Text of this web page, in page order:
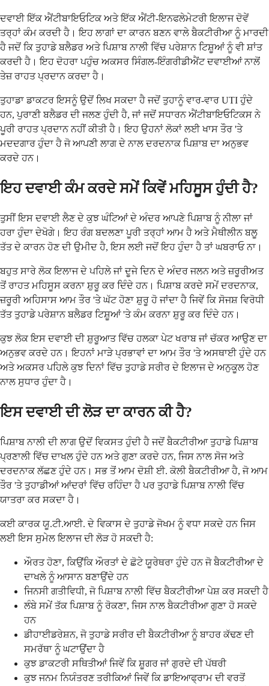
ਦਵਾਈ ਇੱਕ ਐਂਟੀਬਾਇਓਟਿਕ ਅਤੇ ਇੱਕ ਐਂਟੀ-ਇਨਫਲੇਮੇਟਰੀ ਇਲਾਜ ਦੋਵੇਂ
ਤਰ੍ਹਾਂ ਕੰਮ ਕਰਦੀ ਹੈ। ਇਹ ਲਾਗਾਂ ਦਾ ਕਾਰਨ ਬਣਨ ਵਾਲੇ ਬੈਕਟੀਰੀਆ ਨੂੰ ਮਾਰਦੀ
ਹੈ ਜਦੋਂ ਕਿ ਤੁਹਾਡੇ ਬਲੈਡਰ ਅਤੇ ਪਿਸ਼ਾਬ ਨਾਲੀ ਵਿੱਚ ਪਰੇਸ਼ਾਨ ਟਿਸ਼ੂਆਂ ਨੂੰ ਵੀ ਸ਼ਾਂਤ
ਕਰਦੀ ਹੈ। ਇਹ ਦੋਹਰਾ ਪਹੁੰਚ ਅਕਸਰ ਸਿੰਗਲ-ਇੰਗਰੀਡੀਐਂਟ ਦਵਾਈਆਂ ਨਾਲੋਂ
ਤੇਜ਼ ਰਾਹਤ ਪ੍ਰਦਾਨ ਕਰਦਾ ਹੈ।
ਤੁਹਾਡਾ ਡਾਕਟਰ ਇਸਨੂੰ ਉਦੋਂ ਲਿਖ ਸਕਦਾ ਹੈ ਜਦੋਂ ਤੁਹਾਨੂੰ ਵਾਰ-ਵਾਰ UTI ਹੁੰਦੇ
ਹਨ, ਪੁਰਾਣੀ ਬਲੈਡਰ ਦੀ ਜਲਣ ਹੁੰਦੀ ਹੈ, ਜਾਂ ਜਦੋਂ ਸਧਾਰਨ ਐਂਟੀਬਾਇਓਟਿਕਸ ਨੇ
ਪੂਰੀ ਰਾਹਤ ਪ੍ਰਦਾਨ ਨਹੀਂ ਕੀਤੀ ਹੈ। ਇਹ ਉਹਨਾਂ ਲੋਕਾਂ ਲਈ ਖਾਸ ਤੌਰ 'ਤੇ
ਮਦਦਗਾਰ ਹੁੰਦਾ ਹੈ ਜੋ ਆਪਣੀ ਲਾਗ ਦੇ ਨਾਲ ਦਰਦਨਾਕ ਪਿਸ਼ਾਬ ਦਾ ਅਨੁਭਵ
ਕਰਦੇ ਹਨ।
ਇਹ ਦਵਾਈ ਕੰਮ ਕਰਦੇ ਸਮੇਂ ਕਿਵੇਂ ਮਹਿਸੂਸ ਹੁੰਦੀ ਹੈ?
ਤੁਸੀਂ ਇਸ ਦਵਾਈ ਲੈਣ ਦੇ ਕੁਝ ਘੰਟਿਆਂ ਦੇ ਅੰਦਰ ਆਪਣੇ ਪਿਸ਼ਾਬ ਨੂੰ ਨੀਲਾ ਜਾਂ
ਹਰਾ ਹੁੰਦਾ ਦੇਖੋਗੇ। ਇਹ ਰੰਗ ਬਦਲਣਾ ਪੂਰੀ ਤਰ੍ਹਾਂ ਆਮ ਹੈ ਅਤੇ ਮੈਥੀਲੀਨ ਬਲੂ
ਤੱਤ ਦੇ ਕਾਰਨ ਹੋਣ ਦੀ ਉਮੀਦ ਹੈ, ਇਸ ਲਈ ਜਦੋਂ ਇਹ ਹੁੰਦਾ ਹੈ ਤਾਂ ਘਬਰਾਓ ਨਾ।
ਬਹੁਤ ਸਾਰੇ ਲੋਕ ਇਲਾਜ ਦੇ ਪਹਿਲੇ ਜਾਂ ਦੂਜੇ ਦਿਨ ਦੇ ਅੰਦਰ ਜਲਨ ਅਤੇ ਜ਼ਰੂਰੀਅਤ
ਤੋਂ ਰਾਹਤ ਮਹਿਸੂਸ ਕਰਨਾ ਸ਼ੁਰੂ ਕਰ ਦਿੰਦੇ ਹਨ। ਪਿਸ਼ਾਬ ਕਰਦੇ ਸਮੇਂ ਦਰਦਨਾਕ,
ਜ਼ਰੂਰੀ ਅਹਿਸਾਸ ਆਮ ਤੌਰ 'ਤੇ ਘੱਟ ਹੋਣਾ ਸ਼ੁਰੂ ਹੋ ਜਾਂਦਾ ਹੈ ਜਿਵੇਂ ਕਿ ਸੋਜਸ਼ ਵਿਰੋਧੀ
ਤੱਤ ਤੁਹਾਡੇ ਪਰੇਸ਼ਾਨ ਬਲੈਡਰ ਟਿਸ਼ੂਆਂ 'ਤੇ ਕੰਮ ਕਰਨਾ ਸ਼ੁਰੂ ਕਰ ਦਿੰਦੇ ਹਨ।
ਕੁਝ ਲੋਕ ਇਸ ਦਵਾਈ ਦੀ ਸ਼ੁਰੂਆਤ ਵਿੱਚ ਹਲਕਾ ਪੇਟ ਖਰਾਬ ਜਾਂ ਚੱਕਰ ਆਉਣ ਦਾ
ਅਨੁਭਵ ਕਰਦੇ ਹਨ। ਇਹਨਾਂ ਮਾੜੇ ਪ੍ਰਭਾਵਾਂ ਦਾ ਆਮ ਤੌਰ 'ਤੇ ਅਸਥਾਈ ਹੁੰਦੇ ਹਨ
ਅਤੇ ਅਕਸਰ ਪਹਿਲੇ ਕੁਝ ਦਿਨਾਂ ਵਿੱਚ ਤੁਹਾਡੇ ਸਰੀਰ ਦੇ ਇਲਾਜ ਦੇ ਅਨੁਕੂਲ ਹੋਣ
ਨਾਲ ਸੁਧਾਰ ਹੁੰਦਾ ਹੈ।
ਇਸ ਦਵਾਈ ਦੀ ਲੋੜ ਦਾ ਕਾਰਨ ਕੀ ਹੈ?
ਪਿਸ਼ਾਬ ਨਾਲੀ ਦੀ ਲਾਗ ਉਦੋਂ ਵਿਕਸਤ ਹੁੰਦੀ ਹੈ ਜਦੋਂ ਬੈਕਟੀਰੀਆ ਤੁਹਾਡੇ ਪਿਸ਼ਾਬ
ਪ੍ਰਣਾਲੀ ਵਿੱਚ ਦਾਖਲ ਹੁੰਦੇ ਹਨ ਅਤੇ ਗੁਣਾ ਕਰਦੇ ਹਨ, ਜਿਸ ਨਾਲ ਸੋਜ ਅਤੇ
ਦਰਦਨਾਕ ਲੱਛਣ ਹੁੰਦੇ ਹਨ। ਸਭ ਤੋਂ ਆਮ ਦੋਸ਼ੀ ਈ. ਕੋਲੀ ਬੈਕਟੀਰੀਆ ਹੈ, ਜੋ ਆਮ
ਤੌਰ 'ਤੇ ਤੁਹਾਡੀਆਂ ਆਂਦਰਾਂ ਵਿੱਚ ਰਹਿੰਦਾ ਹੈ ਪਰ ਤੁਹਾਡੇ ਪਿਸ਼ਾਬ ਨਾਲੀ ਵਿੱਚ
ਯਾਤਰਾ ਕਰ ਸਕਦਾ ਹੈ।
ਕਈ ਕਾਰਕ ਯੂ.ਟੀ.ਆਈ. ਦੇ ਵਿਕਾਸ ਦੇ ਤੁਹਾਡੇ ਜੋਖਮ ਨੂੰ ਵਧਾ ਸਕਦੇ ਹਨ ਜਿਸ
ਲਈ ਇਸ ਸੁਮੇਲ ਇਲਾਜ ਦੀ ਲੋੜ ਹੋ ਸਕਦੀ ਹੈ:
ਔਰਤ ਹੋਣਾ, ਕਿਉਂਕਿ ਔਰਤਾਂ ਦੇ ਛੋਟੇ ਯੂਰੇਥਰਾ ਹੁੰਦੇ ਹਨ ਜੋ ਬੈਕਟੀਰੀਆ ਦੇ
ਦਾਖਲੇ ਨੂੰ ਆਸਾਨ ਬਣਾਉਂਦੇ ਹਨ
ਜਿਨਸੀ ਗਤੀਵਿਧੀ, ਜੋ ਪਿਸ਼ਾਬ ਨਾਲੀ ਵਿੱਚ ਬੈਕਟੀਰੀਆ ਪੇਸ਼ ਕਰ ਸਕਦੀ ਹੈ
ਲੰਬੇ ਸਮੇਂ ਤੱਕ ਪਿਸ਼ਾਬ ਨੂੰ ਰੋਕਣਾ, ਜਿਸ ਨਾਲ ਬੈਕਟੀਰੀਆ ਗੁਣਾ ਹੋ ਸਕਦੇ
ਹਨ
ਡੀਹਾਈਡਰੇਸ਼ਨ, ਜੋ ਤੁਹਾਡੇ ਸਰੀਰ ਦੀ ਬੈਕਟੀਰੀਆ ਨੂੰ ਬਾਹਰ ਕੱਢਣ ਦੀ
ਸਮਰੱਥਾ ਨੂੰ ਘਟਾਉਂਦਾ ਹੈ
ਕੁਝ ਡਾਕਟਰੀ ਸਥਿਤੀਆਂ ਜਿਵੇਂ ਕਿ ਸ਼ੂਗਰ ਜਾਂ ਗੁਰਦੇ ਦੀ ਪੱਥਰੀ
ਕੁਝ ਜਨਮ ਨਿਯੰਤਰਣ ਤਰੀਕਿਆਂ ਜਿਵੇਂ ਕਿ ਡਾਇਆਫ੍ਰਾਮ ਦੀ ਵਰਤੋਂ